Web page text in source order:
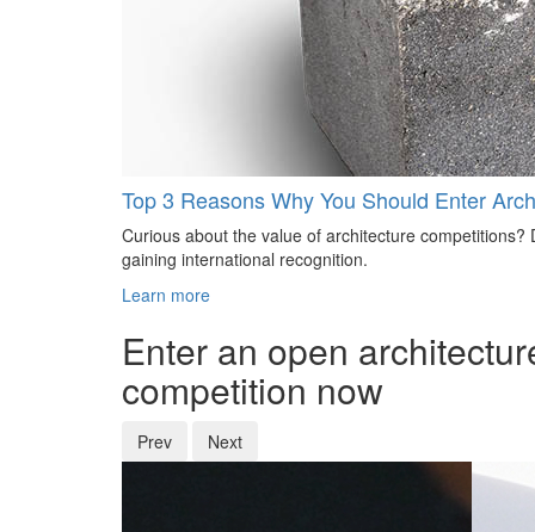
Top 3 Reasons Why You Should Enter
Curious about the value of architecture
gaining international recognition.
Learn more
Enter an open
competition now
Prev Next